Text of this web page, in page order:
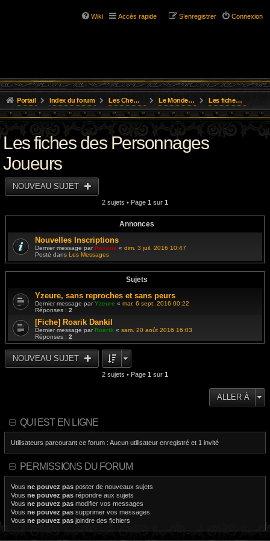
Wiki Accès rapide Connexion
S’enregistrer
Portail Index du forum Les Chemins de L'Aventure Le Monde de Golarion Les fiches des Personnages Joueurs
Les fiches des Personnages
Joueurs
NOUVEAU SUJET
2 sujets • Page 1 sur 1
Annonces
Nouvelles Inscriptions
Dernier message parResane « dim. 3 juil. 2016 10:47
Posté dans Les Messages
Sujets
Yzeure, sans reproches et sans peurs
Dernier message parYzeure « mar. 6 sept. 2016 00:22
Réponses : 2
[Fiche] Roarik Dankil
Dernier message parRoarik « sam. 20 août 2016 16:03
Réponses : 2
NOUVEAU SUJET
2 sujets • Page 1 sur 1
ALLER À
QUI EST EN LIGNE
Utilisateurs parcourant ce forum : Aucun utilisateur enregistré et 1 invité
PERMISSIONS DU FORUM
Vous ne pouvez pas poster de nouveaux sujets
Vous ne pouvez pas répondre aux sujets
Vous ne pouvez pas modifier vos messages
Vous ne pouvez pas supprimer vos messages
Vous ne pouvez pas joindre des fichiers